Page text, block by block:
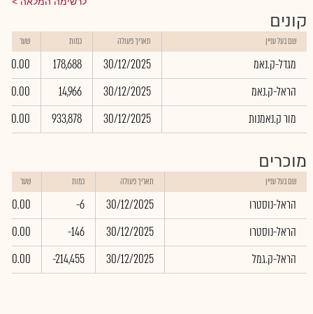
קונים
שם בעל עניין תאריך פעולה כמות שער
מגדל-ק.נאמ 30/12/2025
178,688
0.00
הראל-ק.נאמ
30/12/2025
14,966
0.00
מור ק.נאמנות
30/12/2025
933,878
0.00
מוכרים
שם בעל עניין תאריך פעולה כמות שער
הראל-נוסטרו 30/12/2025
-6
0.00
הראל-נוסטרו
30/12/2025
-146
0.00
הראל-ק.גמל
30/12/2025
-214,455
0.00